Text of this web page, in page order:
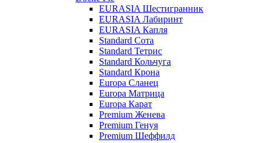
EURASIA Шестигранник
EURASIA Лабиринт
EURASIA Капля
Standard Сота
Standard Тетрис
Standard Кольчуга
Standard Крона
Europa Сланец
Europa Матрица
Europa Карат
Premium Женева
Premium Генуя
Premium Шеффилд